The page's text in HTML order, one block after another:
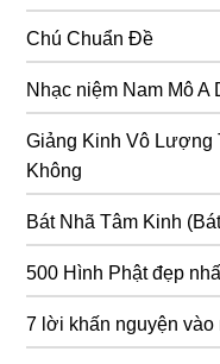
Chú Chuẩn Đề
Nhạc niệm Nam Mô A
Giảng Kinh Vô Lượng
Không
Bát Nhã Tâm Kinh
500 Hình Phật đẹp
7 lời khấn nguyện vào